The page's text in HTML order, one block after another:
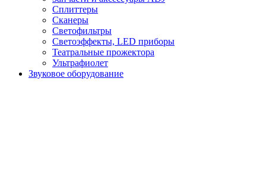
Сплиттеры
Сканеры
Светофильтры
Светоэффекты, LED приборы
Театральные прожектора
Ультрафиолет
Звуковое оборудование